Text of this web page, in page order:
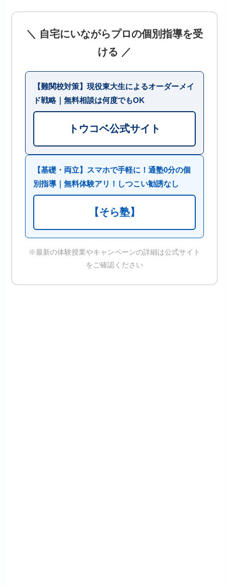
＼ 自宅にいながらプロの個別指導を受
ける ／
【難関校対策】現役東大生によるオーダーメイ
ド戦略｜無料相談は何度でもOK
トウコベ公式サイト
【基礎・両立】スマホで手軽に！通塾0分の個
別指導｜無料体験アリ！しつこい勧誘なし
【そら塾】
※最新の体験授業やキャンペーンの詳細は公式サイト
をご確認ください